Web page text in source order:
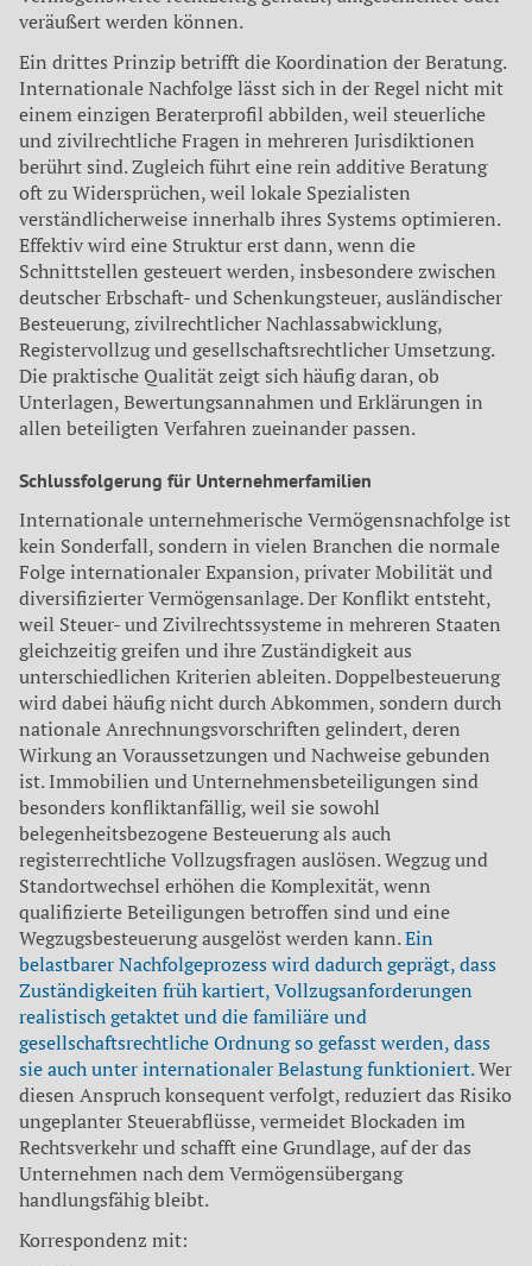
veräußert werden können.
Ein drittes Prinzip betrifft die Koordination der Beratung.
Internationale Nachfolge lässt sich in der Regel nicht mit
einem einzigen Beraterprofil abbilden, weil steuerliche
und zivilrechtliche Fragen in mehreren Jurisdiktionen
berührt sind. Zugleich führt eine rein additive Beratung
oft zu Widersprüchen, weil lokale Spezialisten
verständlicherweise innerhalb ihres Systems optimieren.
Effektiv wird eine Struktur erst dann, wenn die
Schnittstellen gesteuert werden, insbesondere zwischen
deutscher Erbschaft- und Schenkungsteuer, ausländischer
Besteuerung, zivilrechtlicher Nachlassabwicklung,
Registervollzug und gesellschaftsrechtlicher Umsetzung.
Die praktische Qualität zeigt sich häufig daran, ob
Unterlagen, Bewertungsannahmen und Erklärungen in
allen beteiligten Verfahren zueinander passen.
Schlussfolgerung für Unternehmerfamilien
Internationale unternehmerische Vermögensnachfolge ist
kein Sonderfall, sondern in vielen Branchen die normale
Folge internationaler Expansion, privater Mobilität und
diversifizierter Vermögensanlage. Der Konflikt entsteht,
weil Steuer- und Zivilrechtssysteme in mehreren Staaten
gleichzeitig greifen und ihre Zuständigkeit aus
unterschiedlichen Kriterien ableiten. Doppelbesteuerung
wird dabei häufig nicht durch Abkommen, sondern durch
nationale Anrechnungsvorschriften gelindert, deren
Wirkung an Voraussetzungen und Nachweise gebunden
ist. Immobilien und Unternehmensbeteiligungen sind
besonders konfliktanfällig, weil sie sowohl
belegenheitsbezogene Besteuerung als auch
registerrechtliche Vollzugsfragen auslösen. Wegzug und
Standortwechsel erhöhen die Komplexität, wenn
qualifizierte Beteiligungen betroffen sind und eine
Wegzugsbesteuerung ausgelöst werden kann.Ein
belastbarer Nachfolgeprozess wird dadurch geprägt, dass
Zuständigkeiten früh kartiert, Vollzugsanforderungen
realistisch getaktet und die familiäre und
gesellschaftsrechtliche Ordnung so gefasst werden, dass
sie auch unter internationaler Belastung funktioniert.Wer
diesen Anspruch konsequent verfolgt, reduziert das Risiko
ungeplanter Steuerabflüsse, vermeidet Blockaden im
Rechtsverkehr und schafft eine Grundlage, auf der das
Unternehmen nach dem Vermögensübergang
handlungsfähig bleibt.
Korrespondenz mit: